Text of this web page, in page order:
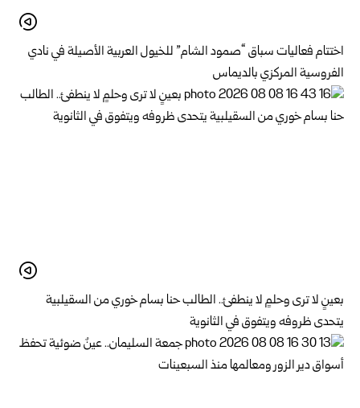
اختتام فعاليات سباق “صمود الشام” للخيول العربية الأصيلة في نادي
الفروسية المركزي بالديماس
بعينٍ لا ترى وحلمٍ لا ينطفئ.. الطالب حنا بسام خوري من السقيلبية
يتحدى ظروفه ويتفوق في الثانوية